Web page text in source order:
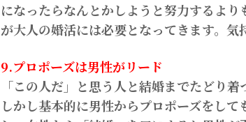
になったらなんとかしようと努力するよ
が大人の婚活には必要となってきます。気
9.プロポーズは男性がリード
「この人だ」と思う人と結婚までたどり着
しかし基本的に男性からプロポーズをし